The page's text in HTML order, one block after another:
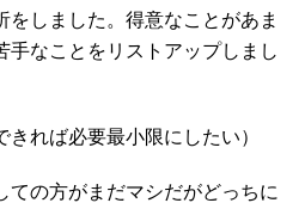
をしました。得意なことがあま
手なことをリストアップしまし
れば必要最小限にしたい）
ての方がまだマシだがどっちに